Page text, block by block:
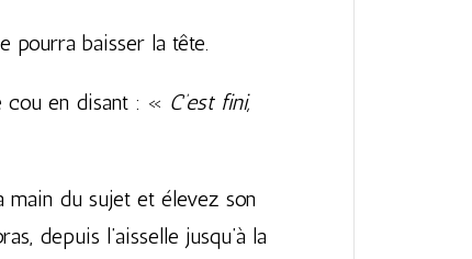
pourra baisser la tête.
cou en disant : « C’est fini,
main du sujet et élevez son
depuis l’aisselle jusqu’à la